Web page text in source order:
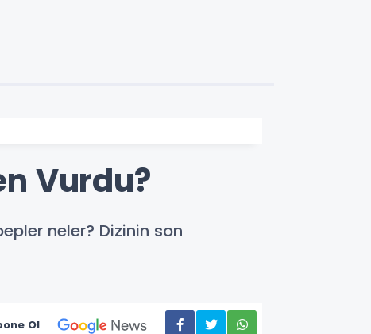
Vurdu?
neler? Dizinin son
Ol